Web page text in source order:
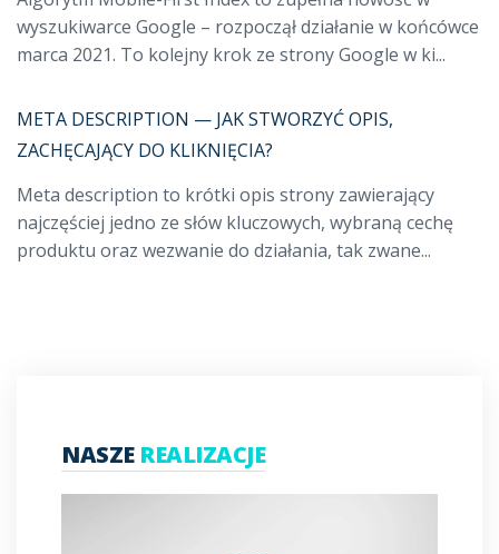
wyszukiwarce Google – rozpoczął działanie w końcówce
marca 2021. To kolejny krok ze strony Google w ki...
META DESCRIPTION — JAK STWORZYĆ OPIS,
ZACHĘCAJĄCY DO KLIKNIĘCIA?
Meta description to krótki opis strony zawierający
najczęściej jedno ze słów kluczowych, wybraną cechę
produktu oraz wezwanie do działania, tak zwane...
NASZE REALIZACJE